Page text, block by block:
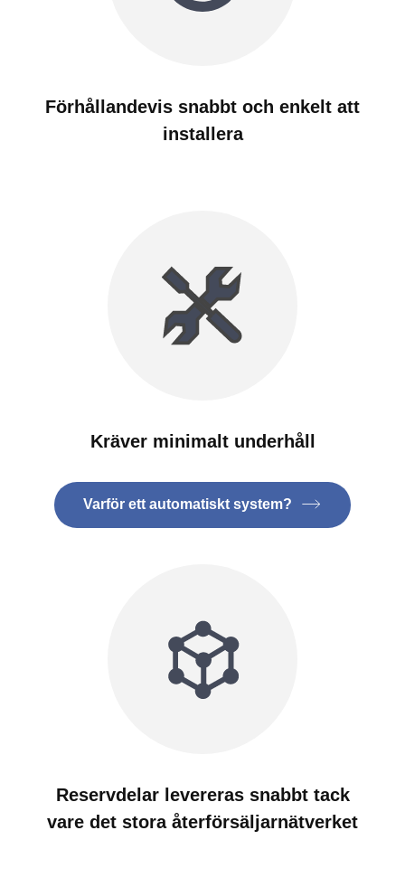
Förhållandevis snabbt och enkelt att
installera
Kräver minimalt underhåll
Varför ett automatiskt system?
Reservdelar levereras snabbt tack
vare det stora återförsäljarnätverket